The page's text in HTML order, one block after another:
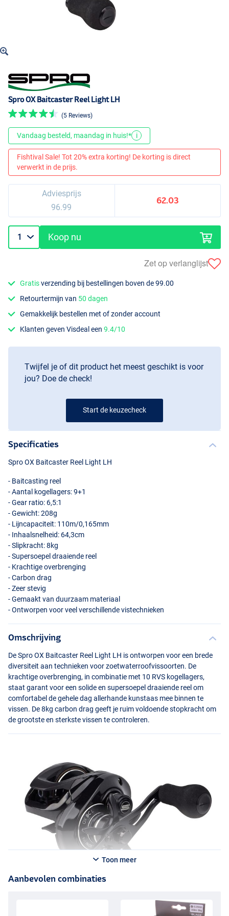
Spro OX Baitcaster Reel Light LH
(5 Reviews)
Vandaag besteld, maandag in huis!* i
Fishtival Sale! Tot 20% extra korting! De korting is direct
verwerkt in de prijs.
Adviesprijs
96.99
62.03
Koop nu
Zet op verlanglijst
Gratisverzending bij bestellingen boven de 99.00
Retourtermijn van 50 dagen
Gemakkelijk bestellen met of zonder account
Klanten geven Visdeal een9.4/10
Twijfel je of dit product het meest geschikt is voor
jou? Doe de check!
Start de keuzecheck
Specificaties
Spro OX Baitcaster Reel Light LH
- Baitcasting reel
- Aantal kogellagers: 9+1
- Gear ratio: 6,5:1
- Gewicht: 208g
- Lijncapaciteit: 110m/0,165mm
- Inhaalsnelheid: 64,3cm
- Slipkracht: 8kg
- Supersoepel draaiende reel
- Krachtige overbrenging
- Carbon drag
- Zeer stevig
- Gemaakt van duurzaam materiaal
- Ontworpen voor veel verschillende vistechnieken
Omschrijving
De Spro OX Baitcaster Reel Light LH is ontworpen voor een brede
diversiteit aan technieken voor zoetwaterroofvissoorten. De
krachtige overbrenging, in combinatie met 10 RVS kogellagers,
staat garant voor een solide en supersoepel draaiende reel om
comfortabel de gehele dag allerhande kunstaas mee binnen te
vissen. De 8kg carbon drag geeft je ruim voldoende stopkracht om
de grootste en sterkste vissen te controleren.
Toon meer
Aanbevolen combinaties